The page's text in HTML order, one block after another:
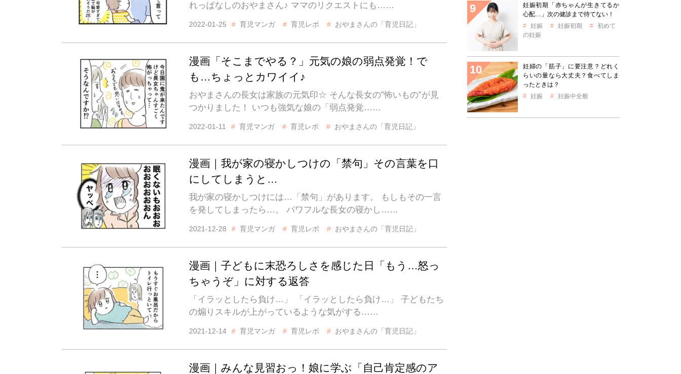
れっぱなしのおやまさん♪ ママのリクエストにも……
2022-01-25 育児マンガ 育児レポ おやまさんの「育児日記」
漫画「そこまでやる？」元気の娘の弱点発覚！で
も…ちょっとカワイイ♪
おやまさんの長女は家族の元気印☆ そんな長女の”怖いもの”が見
つかりました！ いつも強気な娘の「弱点発覚……
2022-01-11 育児マンガ 育児レポ おやまさんの「育児日記」
漫画｜我が家の寝かしつけの「禁句」その言葉を口
にしてしまうと…
我が家の寝かしつけには…「禁句」があります。 もしもその一言
を発してしまったら…。 パワフルな長女の寝かし……
2021-12-28 育児マンガ 育児レポ おやまさんの「育児日記」
漫画｜子どもに末恐ろしさを感じた日「もう…怒っ
ちゃうぞ」に対する返答
「イラッとしたら負け…」 「イラッとしたら負け…」 子どもたち
の煽りスキルが上がっているような気がする……
2021-12-14 育児マンガ 育児レポ おやまさんの「育児日記」
漫画｜みんな見習おっ！娘に学ぶ「自己肯定感のア
妊娠初期「赤ちゃんが生きてるか
心配…」次の健診まで待てない！
妊娠
妊娠初期
初めて
の妊娠
妊婦の「筋子」に要注意？どれく
らいの量なら大丈夫？食べてしま
ったときは？
妊娠
妊娠中全般